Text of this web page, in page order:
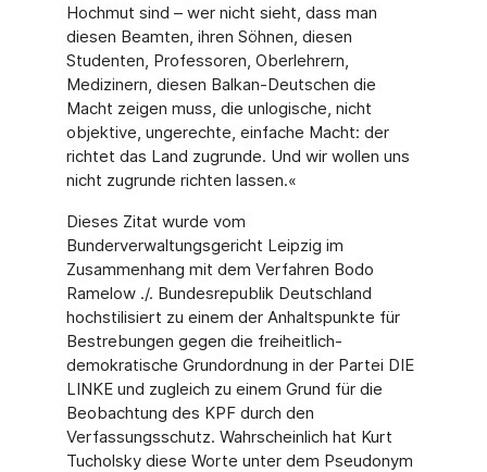
Hochmut sind – wer nicht sieht, dass man
diesen Beamten, ihren Söhnen, diesen
Studenten, Professoren, Oberlehrern,
Medizinern, diesen Balkan-Deutschen die
Macht zeigen muss, die unlogische, nicht
objektive, ungerechte, einfache Macht: der
richtet das Land zugrunde. Und wir wollen uns
nicht zugrunde richten lassen.«
Dieses Zitat wurde vom
Bunderverwaltungsgericht Leipzig im
Zusammenhang mit dem Verfahren Bodo
Ramelow ./. Bundesrepublik Deutschland
hochstilisiert zu einem der Anhaltspunkte für
Bestrebungen gegen die freiheitlich-
demokratische Grundordnung in der Partei DIE
LINKE und zugleich zu einem Grund für die
Beobachtung des KPF durch den
Verfassungsschutz. Wahrscheinlich hat Kurt
Tucholsky diese Worte unter dem Pseudonym